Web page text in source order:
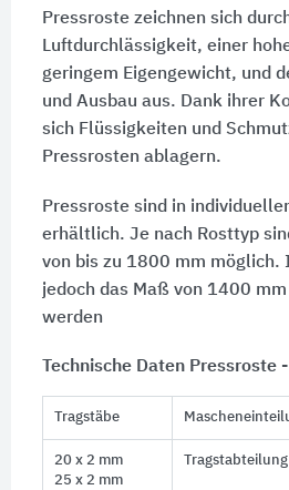
Pressroste zeichnen sich
Luftdurchlässigkeit, einer
geringem Eigengewicht, und
und Ausbau aus. Dank ihrer
sich Flüssigkeiten und
Pressrosten ablagern.
Pressroste sind in
erhältlich. Je nach Rosttyp
von bis zu 1800 mm
jedoch das Maß von 1400
werden
Technische Daten Pressroste
Tragstäbe
20 x 2 mm
25 x 2 mm
Tragstabteilung